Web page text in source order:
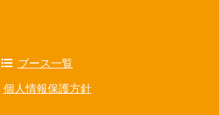
ブース一覧
個人情報保護方針